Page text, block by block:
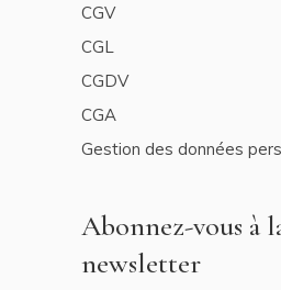
CGV
CGL
CGDV
CGA
Gestion des données
Abonnez-vous à
newsletter